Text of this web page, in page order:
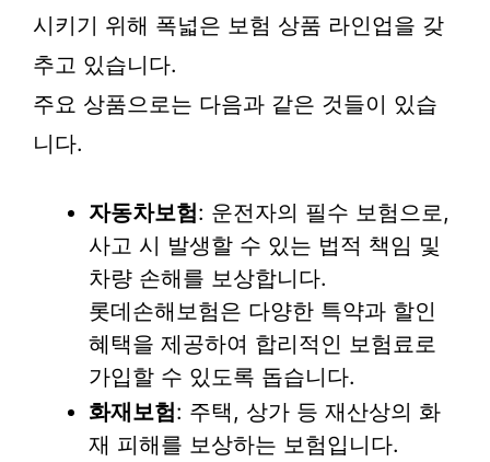
시키기 위해 폭넓은 보험 상품 라인업을 갖
추고 있습니다.
주요 상품으로는 다음과 같은 것들이 있습
니다.
자동차보험: 운전자의 필수 보험으로,
사고 시 발생할 수 있는 법적 책임 및
차량 손해를 보상합니다.
롯데손해보험은 다양한 특약과 할인
혜택을 제공하여 합리적인 보험료로
가입할 수 있도록 돕습니다.
화재보험: 주택, 상가 등 재산상의 화
재 피해를 보상하는 보험입니다.